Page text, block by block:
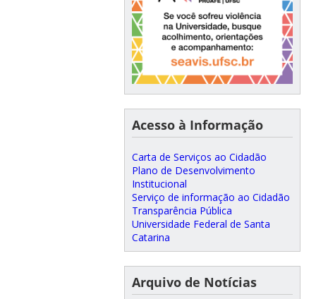
Acesso à Informação
Carta de Serviços ao Cidadão
Plano de Desenvolvimento
Institucional
Serviço de informação ao Cidadão
Transparência Pública
Universidade Federal de Santa
Catarina
Arquivo de Notícias